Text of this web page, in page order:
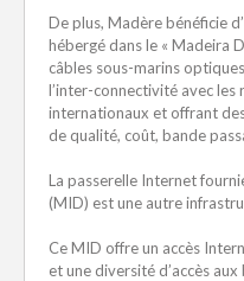
De plus, Madère bénéficie
hébergé dans le « Madeira
câbles sous-marins
l’inter-connectivité avec les
internationaux et offrant
de qualité, coût, bande
La passerelle Internet
(MID) est une autre
Ce MID offre un accès
et une diversité d’accès